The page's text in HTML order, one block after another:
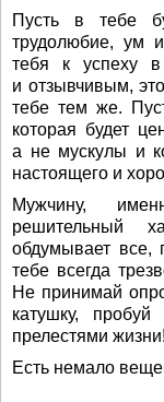
Пусть в тебе
трудолюбие, ум
тебя к успеху
и отзывчивым,
тебе тем же.
которая будет
а не мускулы и
настоящего и
Мужчину,
решительный
обдумывает все,
тебе всегда
Не принимай
катушку,
прелестями жизни!
Есть немало